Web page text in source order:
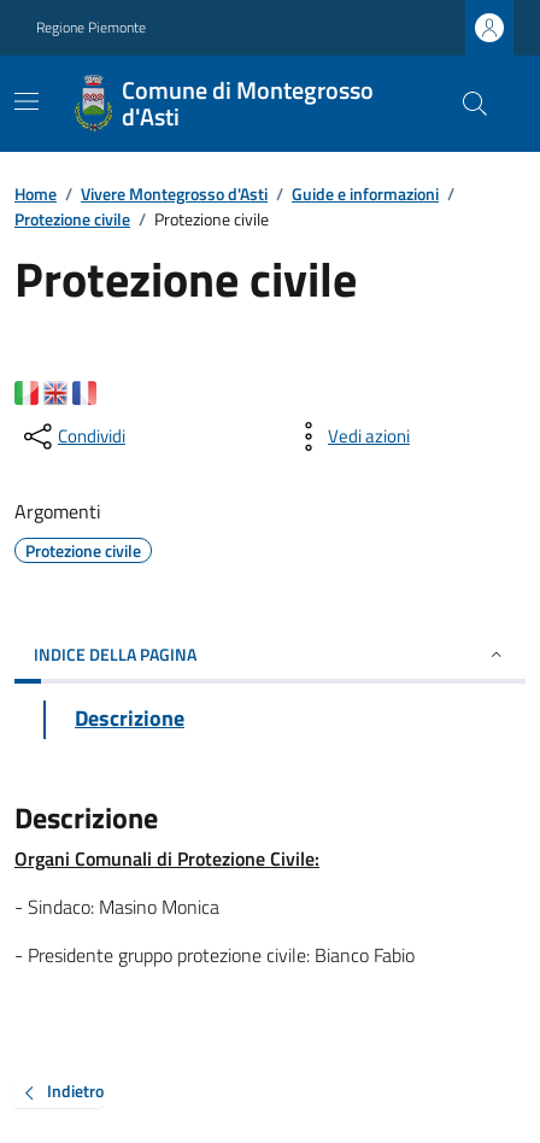
Regione Piemonte
Comune di Montegrosso
d'Asti
Home / Vivere Montegrosso d'Asti / Guide e informazioni /
Protezione civile / Protezione civile
Protezione civile
Condividi Vedi azioni
Argomenti
Protezione civile
INDICE DELLA PAGINA
Descrizione
Descrizione
Organi Comunali di Protezione Civile:
- Sindaco: Masino Monica
- Presidente gruppo protezione civile: Bianco Fabio
Indietro